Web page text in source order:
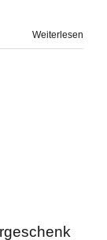
Weiterlesen